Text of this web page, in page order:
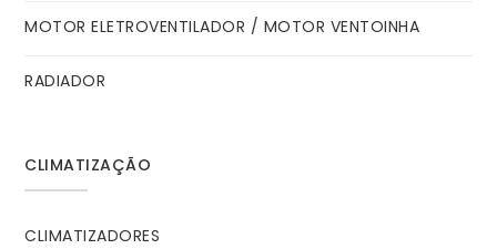
MOTOR ELETROVENTILADOR / MOTOR VENTOINHA
RADIADOR
CLIMATIZAÇÃO
CLIMATIZADORES